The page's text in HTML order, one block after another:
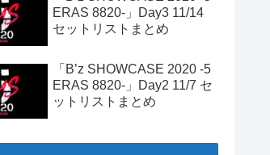
ERAS 8820-」Day3 11/14
セットリストまとめ
「B’z SHOWCASE 2020 -5
ERAS 8820-」Day2 11/7 セ
ットリストまとめ